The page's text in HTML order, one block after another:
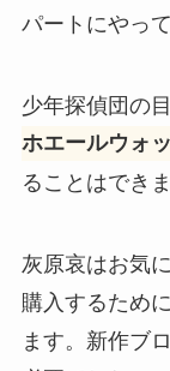
パートにやっ
少年探偵団の
ホエールウォ
ることはでき
灰原哀はお気
購入するため
ます。新作ブ